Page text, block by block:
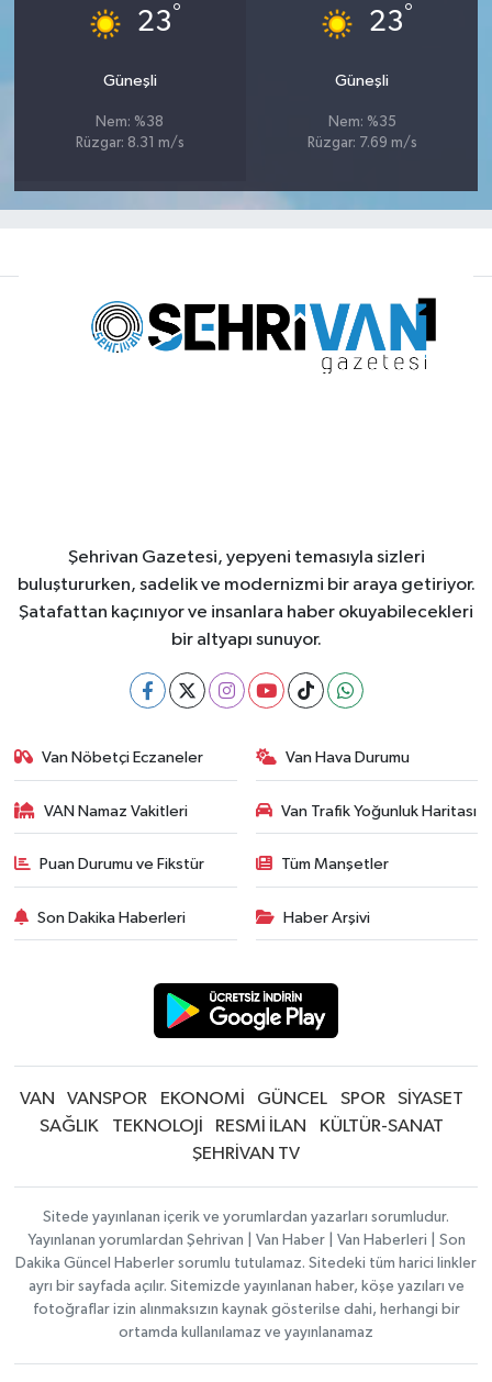
23°
Güneşli
Nem: %38
Rüzgar: 8.31 m/s
23°
Güneşli
Nem: %35
Rüzgar: 7.69 m/s
Şehrivan Gazetesi, yepyeni temasıyla sizleri
buluştururken, sadelik ve modernizmi bir araya getiriyor.
Şatafattan kaçınıyor ve insanlara haber okuyabilecekleri
bir altyapı sunuyor.
Van Nöbetçi Eczaneler Van Hava Durumu
VAN Namaz Vakitleri Van Trafik Yoğunluk Haritası
Puan Durumu ve Fikstür Tüm Manşetler
Son Dakika Haberleri Haber Arşivi
VAN VANSPOR EKONOMİ GÜNCEL SPOR
SİYASET
SAĞLIK
TEKNOLOJİ RESMİ İLAN
KÜLTÜR-SANAT
ŞEHRİVAN TV
Sitede yayınlanan içerik ve yorumlardan yazarları sorumludur.
Yayınlanan yorumlardan Şehrivan | Van Haber | Van Haberleri | Son
Dakika Güncel Haberler sorumlu tutulamaz. Sitedeki tüm harici linkler
ayrı bir sayfada açılır. Sitemizde yayınlanan haber, köşe yazıları ve
fotoğraflar izin alınmaksızın kaynak gösterilse dahi, herhangi bir
ortamda kullanılamaz ve yayınlanamaz